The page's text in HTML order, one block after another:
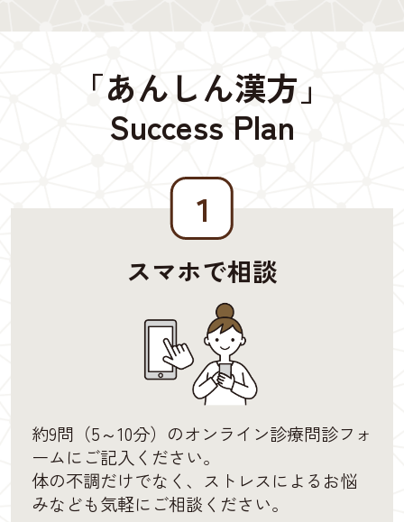
「あんしん漢方」
Success Plan
１
スマホで相談
約9問（5～10分）のオンライン診療問診フォ
ームにご記入ください。
体の不調だけでなく、ストレスによるお悩
みなども気軽にご相談ください。